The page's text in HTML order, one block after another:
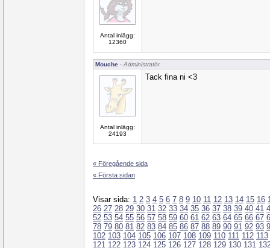
Antal inlägg:
12360
Mouche - Administratör
Antal inlägg:
24193
Tack fina ni <3
« Föregående sida
« Första sidan
Visar sida: 1 2 3 4 5 6 7 8 9 10 11 12 13 14 15 16
26 27 28 29 30 31 32 33 34 35 36 37 38 39 40 41
52 53 54 55 56 57 58 59 60 61 62 63 64 65 66 67
78 79 80 81 82 83 84 85 86 87 88 89 90 91 92 93
102 103 104 105 106 107 108 109 110 111 112 113
121 122 123 124 125 126 127 128 129 130 131